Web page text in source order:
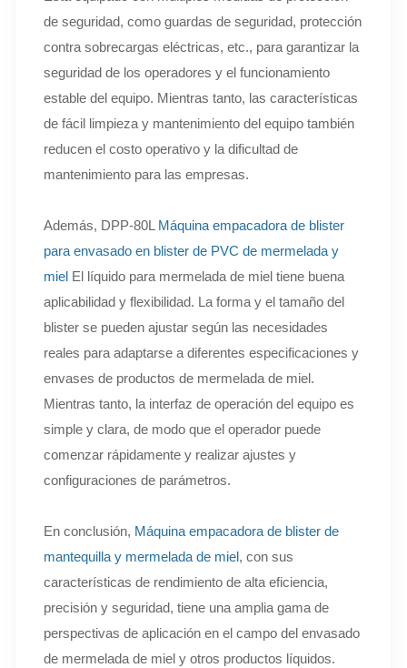
de seguridad, como guardas de seguridad, protección
contra sobrecargas eléctricas, etc., para garantizar la
seguridad de los operadores y el funcionamiento
estable del equipo. Mientras tanto, las características
de fácil limpieza y mantenimiento del equipo también
reducen el costo operativo y la dificultad de
mantenimiento para las empresas.
Además, DPP-80L Máquina empacadora de blister
para envasado en blister de PVC de mermelada y
mielEl líquido para mermelada de miel tiene buena
aplicabilidad y flexibilidad. La forma y el tamaño del
blister se pueden ajustar según las necesidades
reales para adaptarse a diferentes especificaciones y
envases de productos de mermelada de miel.
Mientras tanto, la interfaz de operación del equipo es
simple y clara, de modo que el operador puede
comenzar rápidamente y realizar ajustes y
configuraciones de parámetros.
En conclusión, Máquina empacadora de blister de
mantequilla y mermelada de miel, con sus
características de rendimiento de alta eficiencia,
precisión y seguridad, tiene una amplia gama de
perspectivas de aplicación en el campo del envasado
de mermelada de miel y otros productos líquidos.